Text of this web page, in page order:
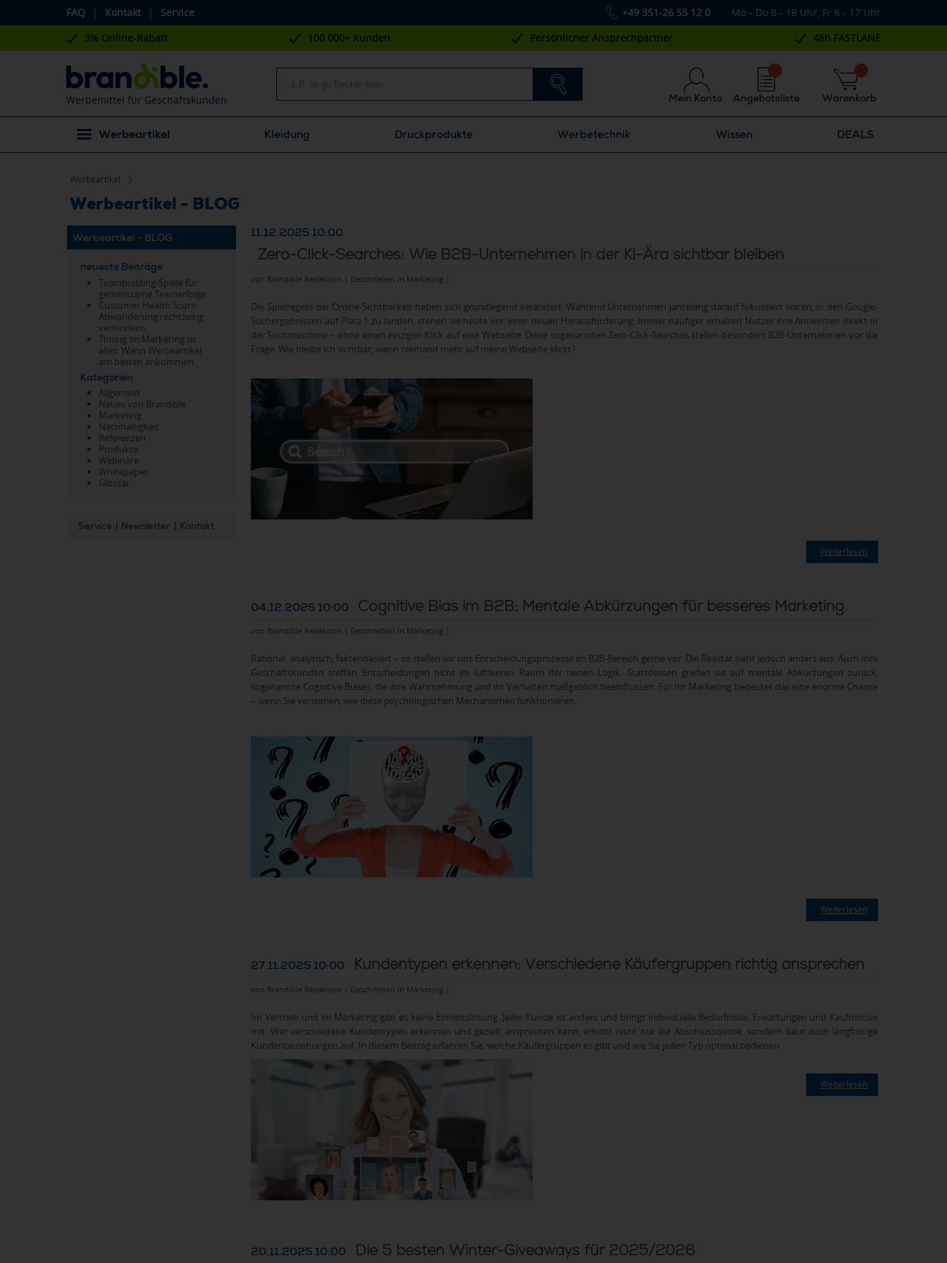
FAQ | Kontakt | Service +49 351-26 55 12 0 Mo - Do 8 - 18 Uhr, Fr 8 - 17 Uhr
3% Online-Rabatt 100.000+ Kunden Persönlicher Ansprechpartner 48h FASTLANE
Werbemittel für Geschäftskunden Mein Konto Warenkorb
Angebotsliste
Werbeartikel Kleidung Druckprodukte Werbetechnik Wissen DEALS
Werbeartikel
Werbeartikel - BLOG
Werbeartikel - BLOG
neueste Beiträge
Teambuilding-Spiele für
gemeinsame Teamerfolge
Customer Health Score:
Abwanderung rechtzeitig
verhindern
Timing im Marketing ist
alles: Wann Werbeartikel
am besten ankommen
Kategorien
Allgemein
Neues von Brandible
Marketing
Nachhaltigkeit
Referenzen
Produkte
Webinare
Whitepaper
Glossar
Service Newsletter Kontakt
11.12.2025 10:00
Zero-Click-Searches: Wie B2B-Unternehmen in der KI-Ära sichtbar bleiben
von Brandible Redaktion | Geschrieben in Marketing
Die Spielregeln der Online-Sichtbarkeit haben sich grundlegend verändert. Während Unternehmen jahrelang darauf fokussiert waren, in den Google-
Suchergebnissen auf Platz 1 zu landen, stehen sie heute vor einer neuen Herausforderung: Immer häufiger erhalten Nutzer ihre Antworten direkt in
der Suchmaschine – ohne einen einzigen Klick auf eine Webseite. Diese sogenannten Zero-Click-Searches stellen besonders B2B-Unternehmen vor die
Frage: Wie bleibe ich sichtbar, wenn niemand mehr auf meine Webseite klickt?
Weiterlesen
04.12.2025 10:00 Cognitive Bias im B2B: Mentale Abkürzungen für besseres Marketing
von Brandible Redaktion | Geschrieben in Marketing
Rational, analytisch, faktenbasiert – so stellen wir uns Entscheidungsprozesse im B2B-Bereich gerne vor. Die Realität sieht jedoch anders aus: Auch Ihre
Geschäftskunden treffen Entscheidungen nicht im luftleeren Raum der reinen Logik. Stattdessen greifen sie auf mentale Abkürzungen zurück,
sogenannte Cognitive Biases, die ihre Wahrnehmung und ihr Verhalten maßgeblich beeinflussen. Für Ihr Marketing bedeutet das eine enorme Chance
– wenn Sie verstehen, wie diese psychologischen Mechanismen funktionieren.
Weiterlesen
27.11.2025 10:00 Kundentypen erkennen: Verschiedene Käufergruppen richtig ansprechen
von Brandible Redaktion | Geschrieben in Marketing
Im Vertrieb und im Marketing gibt es keine Einheitslösung. Jeder Kunde ist anders und bringt individuelle Bedürfnisse, Erwartungen und Kaufmotive
mit. Wer verschiedene Kundentypen erkennen und gezielt ansprechen kann, erhöht nicht nur die Abschlussquote, sondern baut auch langfristige
Kundenbeziehungen auf. In diesem Beitrag erfahren Sie, welche Käufergruppen es gibt und wie Sie jeden Typ optimal bedienen.
Weiterlesen
20.11.2025 10:00 Die 5 besten Winter-Giveaways für 2025/2026